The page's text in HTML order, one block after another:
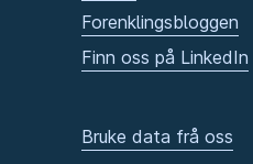
Forenklingsbloggen
Finn oss på LinkedIn
Bruke data frå oss